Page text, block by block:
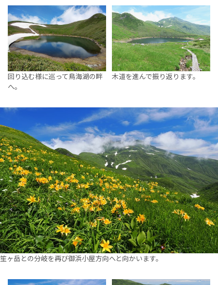
回り込む様に巡って鳥海湖の畔
へ。
木道を進んで振り返ります。
笙ヶ岳との分岐を再び御浜小屋方向へと向かいます。